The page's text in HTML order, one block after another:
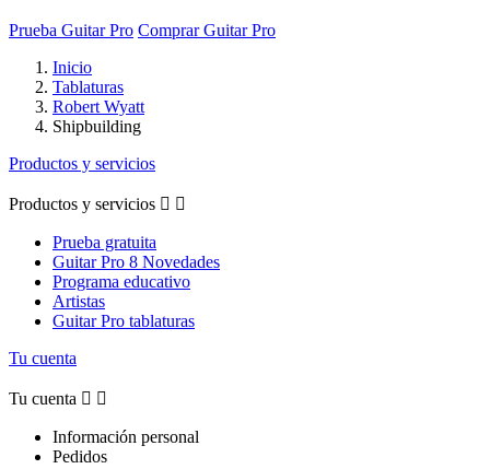
Prueba Guitar Pro Comprar Guitar Pro
Inicio
Tablaturas
Robert Wyatt
Shipbuilding
Productos y servicios
Productos y servicios  
Prueba gratuita
Guitar Pro 8 Novedades
Programa educativo
Artistas
Guitar Pro tablaturas
Tu cuenta
Tu cuenta  
Información personal
Pedidos